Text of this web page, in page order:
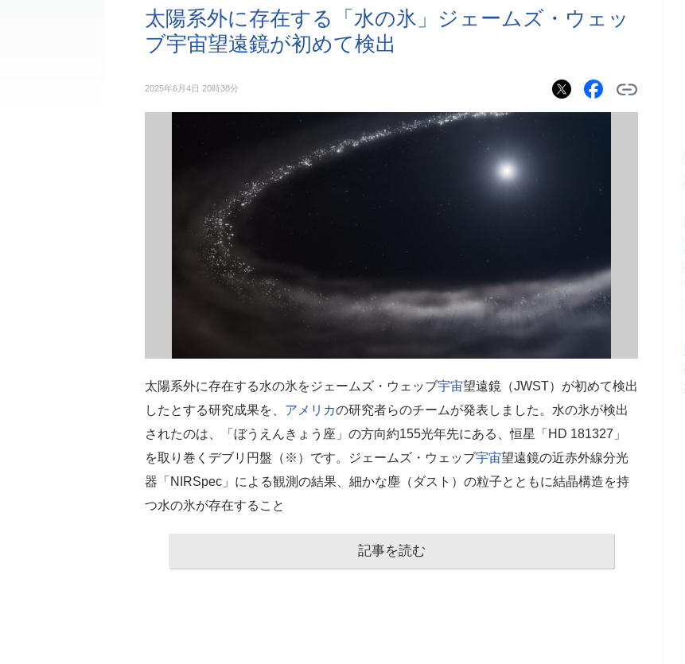
太陽系外に存在する「水の氷」ジェームズ・ウェッ
ブ宇宙望遠鏡が初めて検出
2025年6月4日 20時38分
太陽系外に存在する水の氷をジェームズ・ウェッブ宇宙望遠鏡（JWST）が初めて検出
したとする研究成果を、 アメリカの研究者らのチームが発表しました。水の氷が検出
されたのは、「ぼうえんきょう座」の方向約155光年先にある、恒星「HD 181327」
を取り巻くデブリ円盤（※）です。ジェームズ・ウェッブ宇宙望遠鏡の近赤外線分光
器「NIRSpec」による観測の結果、細かな塵（ダスト）の粒子とともに結晶構造を持
つ水の氷が存在すること
記事を読む